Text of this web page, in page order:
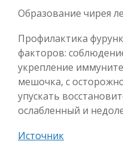
Образование чирея
Профилактика
факторов:
укрепление
мешочка, с
упускать
ослабленный и
Источник